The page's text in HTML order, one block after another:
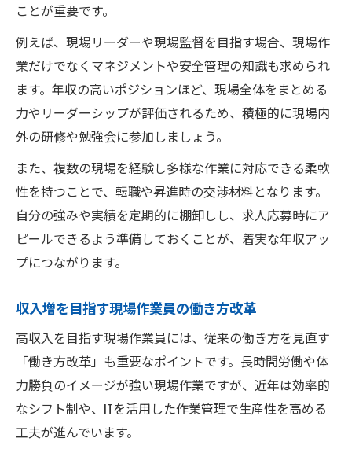
ことが重要です。
例えば、現場リーダーや現場監督を目指す場合、現場作
業だけでなくマネジメントや安全管理の知識も求められ
ます。年収の高いポジションほど、現場全体をまとめる
力やリーダーシップが評価されるため、積極的に現場内
外の研修や勉強会に参加しましょう。
また、複数の現場を経験し多様な作業に対応できる柔軟
性を持つことで、転職や昇進時の交渉材料となります。
自分の強みや実績を定期的に棚卸しし、求人応募時にア
ピールできるよう準備しておくことが、着実な年収アッ
プにつながります。
収入増を目指す現場作業員の働き方改革
高収入を目指す現場作業員には、従来の働き方を見直す
「働き方改革」も重要なポイントです。長時間労働や体
力勝負のイメージが強い現場作業ですが、近年は効率的
なシフト制や、ITを活用した作業管理で生産性を高める
工夫が進んでいます。